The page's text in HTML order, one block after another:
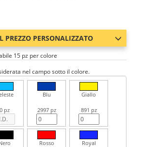
PREZZO PERSONALIZZATO
15 pz per colore
nel campo sotto il colore.
0 pz
Blu
2997 pz
Giallo
891 pz
Rosso Royal